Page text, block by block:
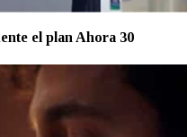
el plan Ahora 30